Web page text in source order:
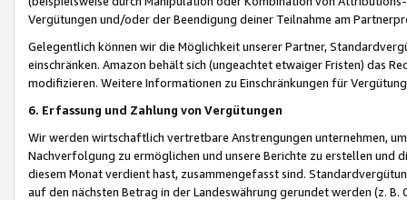
Vergütungen und/oder der Beendigung deiner Teilnahme am
Gelegentlich können wir die Möglichkeit unserer Partner,
einschränken. Amazon behält sich (ungeachtet etwaiger Fristen) das
modifizieren. Weitere Informationen zu Einschränkungen für
6. Erfassung und Zahlung von Vergütungen
Wir werden wirtschaftlich vertretbare Anstrengungen unternehmen,
Nachverfolgung zu ermöglichen und unsere Berichte zu erstellen und
diesem Monat verdient hast, zusammengefasst sind.
auf den nächsten Betrag in der Landeswährung gerundet werden (z.